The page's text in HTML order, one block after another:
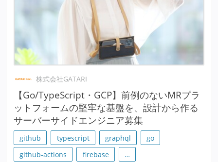
株式会社GATARI
【Go/TypeScript・GCP】前例のないMRプラ
ットフォームの堅牢な基盤を、設計から作る
サーバーサイドエンジニア募集
github typescript graphql
go
github-actions
firebase …